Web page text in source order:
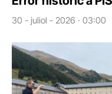
30 - juliol - 2026 · 03:00